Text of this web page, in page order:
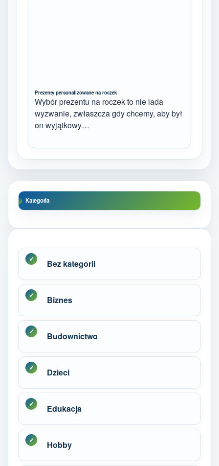
Prezenty personalizowane na roczek
Wybór prezentu na roczek to nie lada
wyzwanie, zwłaszcza gdy chcemy, aby był
on wyjątkowy…
Kategoria
Bez kategorii
Biznes
Budownictwo
Dzieci
Edukacja
Hobby